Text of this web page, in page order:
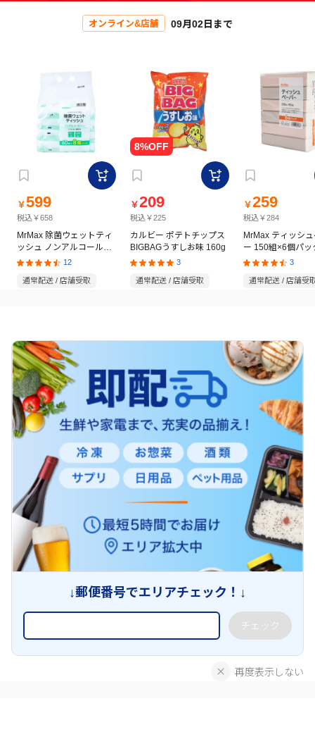
オンライン&店舗 09月02日まで
￥599
税込￥658
MrMax 除菌ウェットティ
ッシュ ノンアルコールタ
イプ 60枚×8個パック
12
通常配送 / 店舗受取
￥209
税込￥225
カルビー ポテトチップス
BIGBAGうすしお味 160g
3
通常配送 / 店舗受取
￥259
税込￥284
MrMax ティッシ
ー 150組×6個パッ
3
通常配送 / 店舗受
↓郵便番号でエリアチェック！↓
チェック
再度表示しない